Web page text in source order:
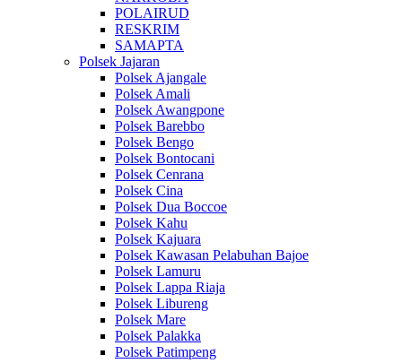
POLAIRUD
RESKRIM
SAMAPTA
Polsek Jajaran
Polsek Ajangale
Polsek Amali
Polsek Awangpone
Polsek Barebbo
Polsek Bengo
Polsek Bontocani
Polsek Cenrana
Polsek Cina
Polsek Dua Boccoe
Polsek Kahu
Polsek Kajuara
Polsek Kawasan Pelabuhan Bajoe
Polsek Lamuru
Polsek Lappa Riaja
Polsek Libureng
Polsek Mare
Polsek Palakka
Polsek Patimpeng